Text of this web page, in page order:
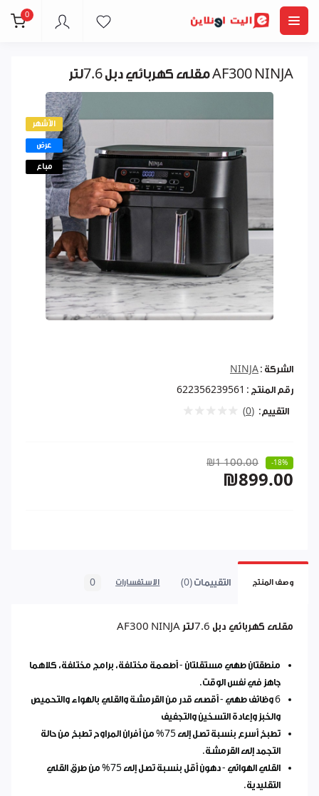
0
مقلى كهربائي دبل 7.6لتر AF300 NINJA
الأشهر
عرض
مباع
الشركة : NINJA
رقم المنتج : 622356239561
التقييم: (0)
₪1 100.00 -18%
₪899.00
وصف المنتج التقييمات (0) الاستفسارات 0
مقلى كهربائي دبل 7.6لتر AF300 NINJA
منطقتان طهي مستقلتان - أطعمة مختلفة، برامج مختلفة، كلاهما
جاهز في نفس الوقت.
6 وظائف طهي - أقصى قدر من القرمشة والقلي بالهواء والتحميص
والخبز وإعادة التسخين والتجفيف
تطبخ أسرع بنسبة تصل إلى 75% من أفران المراوح تطبخ من حالة
التجمد إلى القرمشة.
القلي الهوائي - دهون أقل بنسبة تصل إلى 75% من طرق القلي
التقليدية.